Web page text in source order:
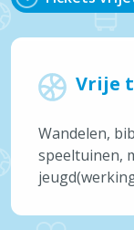
Vrije
Wandelen,
speeltuinen,